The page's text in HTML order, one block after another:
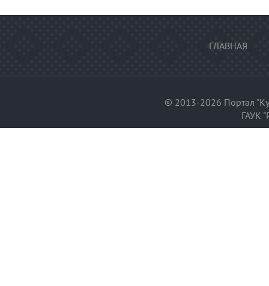
ГЛАВНАЯ
© 2013-2026 Портал
ГАУК